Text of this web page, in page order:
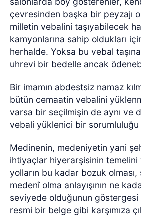
çevresinden başka bir peyzajı
milletin vebalini taşıyabilecek
kamyonlarına sahip oldukları
herhalde. Yoksa bu vebal
uhrevi bir bedelle ancak
Bir imamın abdestsiz namaz
bütün cemaatin vebalini
varsa bir seçilmişin de aynı ve
vebali yüklenici bir sorumluluğu
Medinenin, medeniyetin yani
ihtiyaçlar hiyerarşisinin temelini
yolların bu kadar bozuk olması,
medenî olma anlayışının ne
seviyede olduğunun
resmi bir belge gibi karşımıza